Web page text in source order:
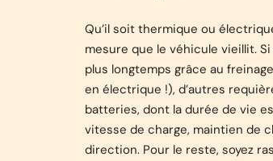
Qu’il soit thermique ou
mesure que le véhicule vieillit.
plus longtemps grâce au
en électrique !), d’autres
batteries, dont la durée de vie
vitesse de charge, maintien de
direction. Pour le reste, soyez